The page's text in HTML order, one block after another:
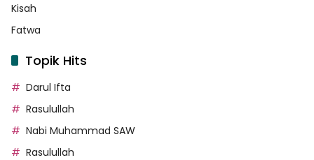
Kisah
Fatwa
Topik Hits
Darul Ifta
Rasulullah
Nabi Muhammad SAW
Rasulullah